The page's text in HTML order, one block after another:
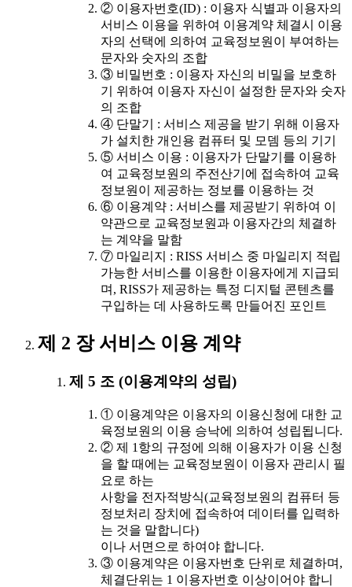
② 이용자번호(ID) : 이용자 식별과 이용자의
서비스 이용을 위하여 이용계약 체결시 이용
자의 선택에 의하여 교육정보원이 부여하는
문자와 숫자의 조합
③ 비밀번호 : 이용자 자신의 비밀을 보호하
기 위하여 이용자 자신이 설정한 문자와 숫자
의 조합
④ 단말기 : 서비스 제공을 받기 위해 이용자
가 설치한 개인용 컴퓨터 및 모뎀 등의 기기
⑤ 서비스 이용 : 이용자가 단말기를 이용하
여 교육정보원의 주전산기에 접속하여 교육
정보원이 제공하는 정보를 이용하는 것
⑥ 이용계약 : 서비스를 제공받기 위하여 이
약관으로 교육정보원과 이용자간의 체결하
는 계약을 말함
⑦ 마일리지 : RISS 서비스 중 마일리지 적립
가능한 서비스를 이용한 이용자에게 지급되
며, RISS가 제공하는 특정 디지털 콘텐츠를
구입하는 데 사용하도록 만들어진 포인트
제 2 장 서비스 이용 계약
제 5 조 (이용계약의 성립)
① 이용계약은 이용자의 이용신청에 대한 교
육정보원의 이용 승낙에 의하여 성립됩니다.
② 제 1항의 규정에 의해 이용자가 이용 신청
을 할 때에는 교육정보원이 이용자 관리시 필
요로 하는
사항을 전자적방식(교육정보원의 컴퓨터 등
정보처리 장치에 접속하여 데이터를 입력하
는 것을 말합니다)
이나 서면으로 하여야 합니다.
③ 이용계약은 이용자번호 단위로 체결하며,
체결단위는 1 이용자번호 이상이어야 합니